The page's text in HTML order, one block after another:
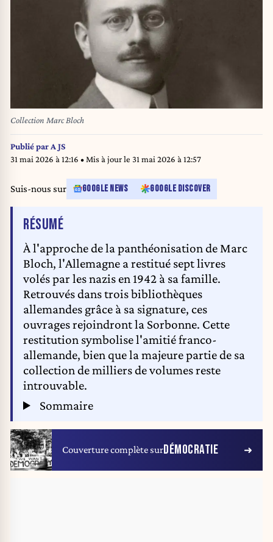
Collection Marc Bloch
Publié par A JS
31 mai 2026 à 12:16 • Mis à jour le 31 mai 2026 à 12:57
Suis-nous sur GOOGLE NEWS GOOGLE DISCOVER
RÉSUMÉDE L'ARTICLE
À l'approche de la panthéonisation de Marc
Bloch, l'Allemagne a restitué sept livres
volés par les nazis en 1942 à sa famille.
Retrouvés dans trois bibliothèques
allemandes grâce à sa signature, ces
ouvrages rejoindront la Sorbonne. Cette
restitution symbolise l'amitié franco-
allemande, bien que la majeure partie de sa
collection de milliers de volumes reste
introuvable.
Sommaire
Couverture complète surDÉMOCRATIE